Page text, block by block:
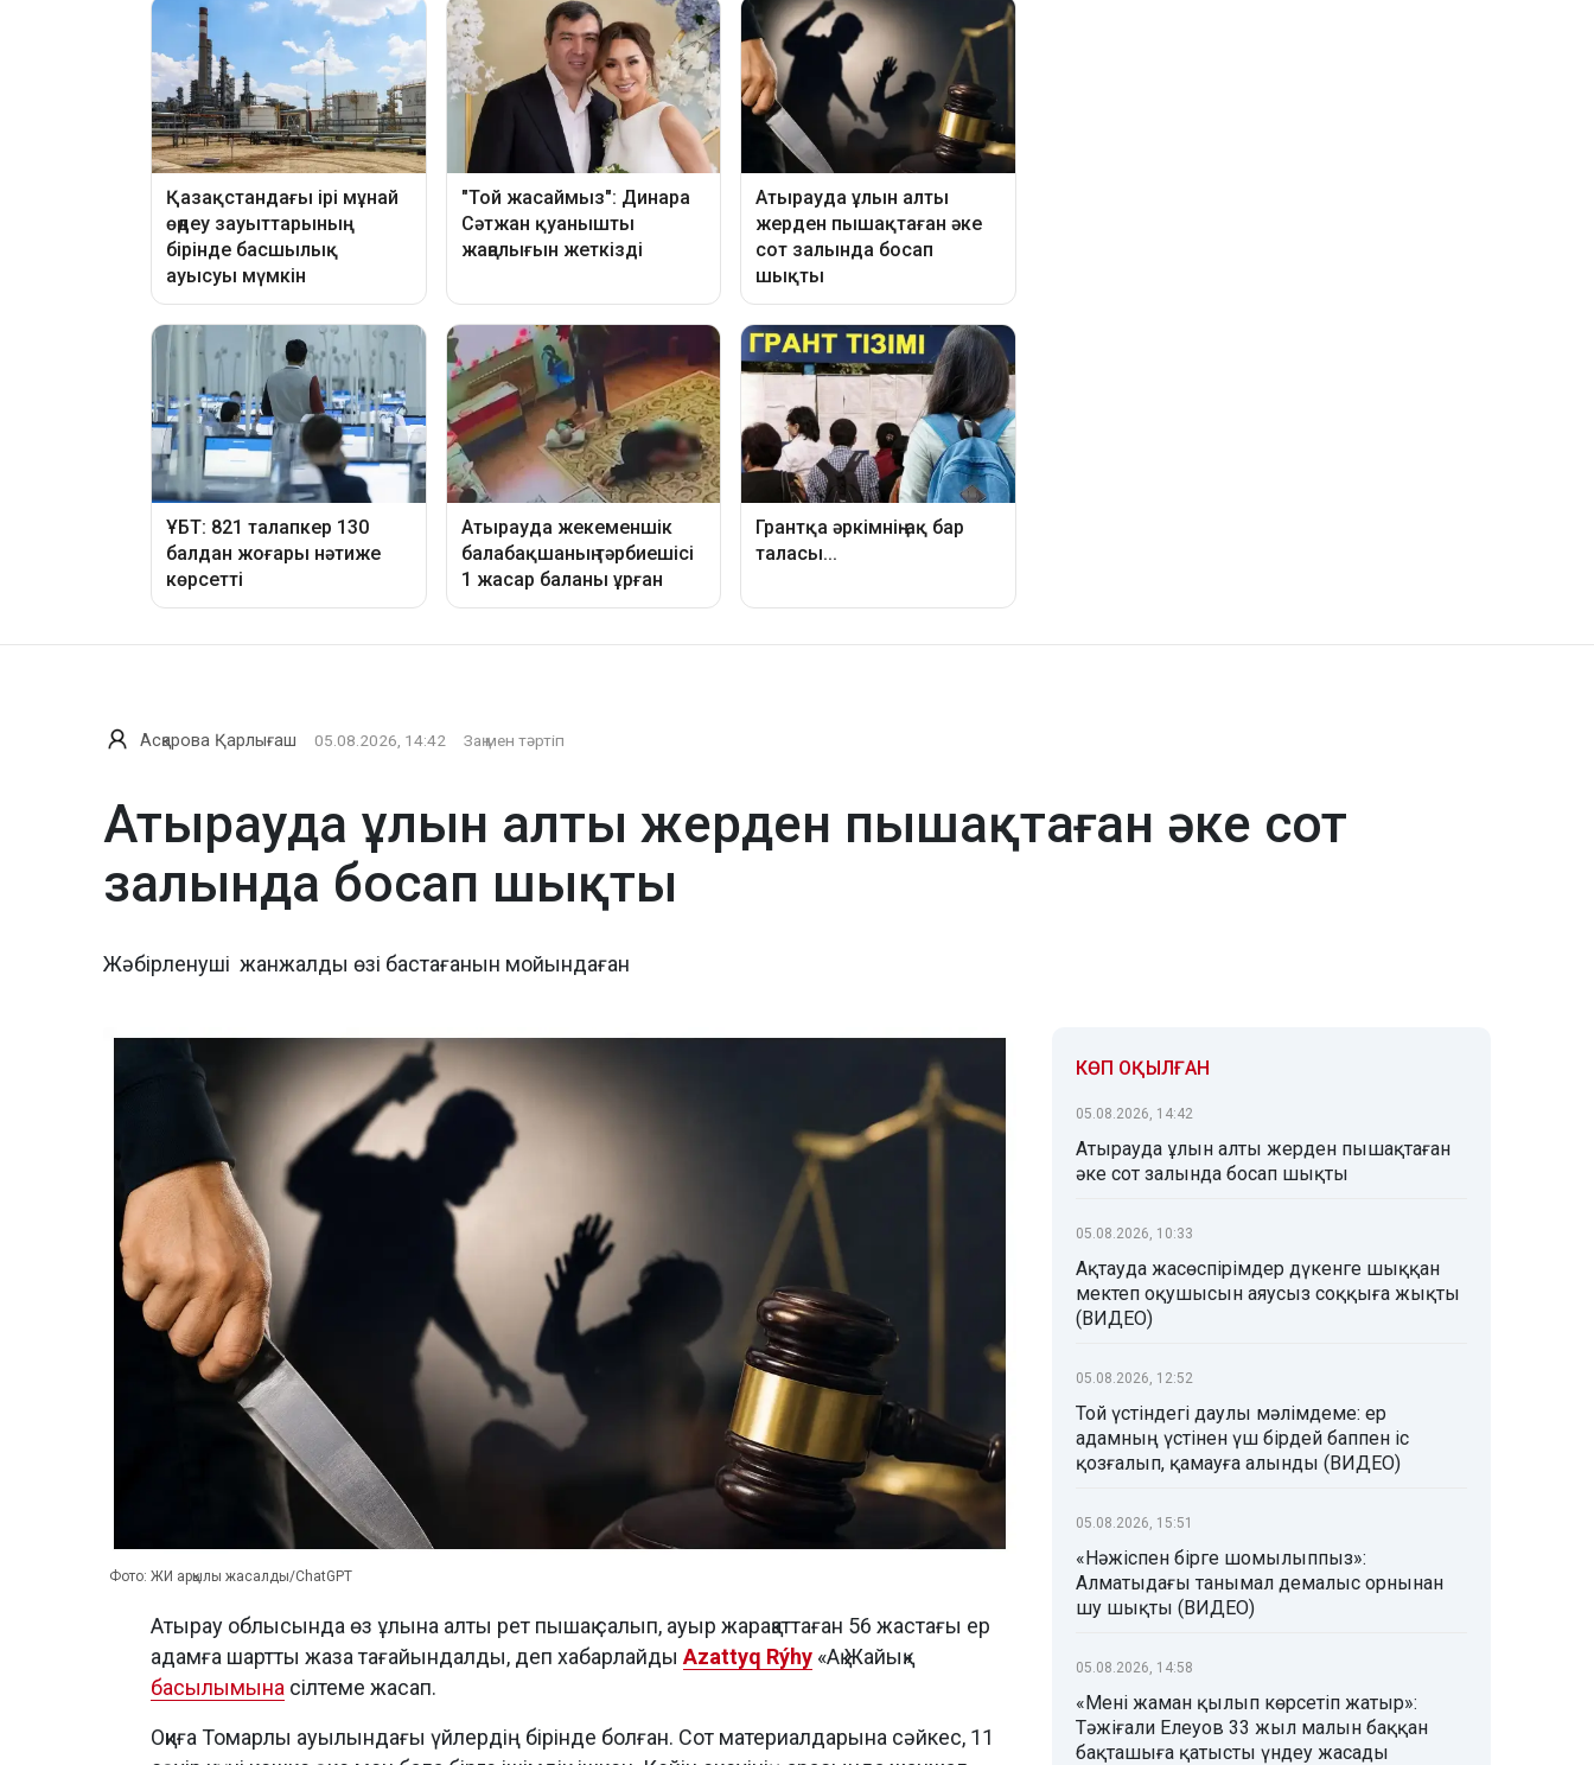
Асқарова Қарлығаш 05.08.2026, 14:42 Заң мен тәртіп
Атырауда ұлын алты жерден пышақтаған әке сот
залында босап шықты
Жәбірленуші жанжалды өзі бастағанын мойындаған
Фото: ЖИ арқылы жасалды/ChatGPT
Атырау облысында өз ұлына алты рет пышақ салып, ауыр жарақаттаған 56 жастағы ер
адамға шартты жаза тағайындалды, деп хабарлайды Azattyq Rýhy «Ақ Жайық»
басылымына сілтеме жасап.
Оқиға Томарлы ауылындағы үйлердің бірінде болған. Сот материалдарына сәйкес, 11
КӨП ОҚЫЛҒАН
05.08.2026, 14:42
Атырауда ұлын алты жерден пышақтаған
әке сот залында босап шықты
05.08.2026, 10:33
Ақтауда жасөспірімдер дүкенге шыққан
мектеп оқушысын аяусыз соққыға жықты
(ВИДЕО)
05.08.2026, 12:52
Той үстіндегі даулы мәлімдеме: ер
адамның үстінен үш бірдей баппен іс
қозғалып, қамауға алынды (ВИДЕО)
05.08.2026, 15:51
«Нәжіспен бірге шомылыппыз»:
Алматыдағы танымал демалыс орнынан
шу шықты (ВИДЕО)
05.08.2026, 14:58
«Мені жаман қылып көрсетіп жатыр»:
Тәжіғали Елеуов 33 жыл малын баққан
бақташыға қатысты үндеу жасады